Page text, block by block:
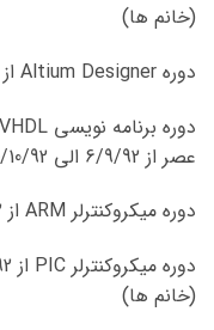
(خانم ها)
دوره Altium Designer از 27/9/92 الی 23/10/92 در شیفت صبح
عصر از 6/9/92 الی 10/10/92 (مخصوص خانم ها)
دوره میکروکنترلر ARM از 28/10/92 الی 10/2/93 در شیفت صبح
(خانم ها)